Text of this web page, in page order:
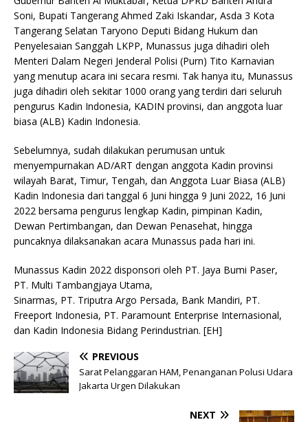
Soni, Bupati Tangerang Ahmed Zaki Iskandar, Asda 3 Kota
Tangerang Selatan Taryono Deputi Bidang Hukum dan
Penyelesaian Sanggah LKPP, Munassus juga dihadiri oleh
Menteri Dalam Negeri Jenderal Polisi (Purn) Tito Karnavian
yang menutup acara ini secara resmi. Tak hanya itu, Munassus
juga dihadiri oleh sekitar 1000 orang yang terdiri dari seluruh
pengurus Kadin Indonesia, KADIN provinsi, dan anggota luar
biasa (ALB) Kadin Indonesia.
Sebelumnya, sudah dilakukan perumusan untuk
menyempurnakan AD/ART dengan anggota Kadin provinsi
wilayah Barat, Timur, Tengah, dan Anggota Luar Biasa (ALB)
Kadin Indonesia dari tanggal 6 Juni hingga 9 Juni 2022, 16 Juni
2022 bersama pengurus lengkap Kadin, pimpinan Kadin,
Dewan Pertimbangan, dan Dewan Penasehat, hingga
puncaknya dilaksanakan acara Munassus pada hari ini.
Munassus Kadin 2022 disponsori oleh PT. Jaya Bumi Paser,
PT. Multi Tambangjaya Utama,
Sinarmas, PT. Triputra Argo Persada, Bank Mandiri, PT.
Freeport Indonesia, PT. Paramount Enterprise Internasional,
dan Kadin Indonesia Bidang Perindustrian. [EH]
PREVIOUS
Sarat Pelanggaran HAM, Penanganan Polusi Udara
Jakarta Urgen Dilakukan
NEXT